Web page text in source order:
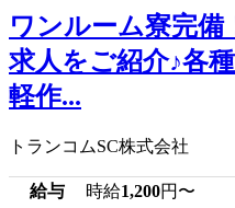
ワンルーム寮完備
求人をご紹介♪各
軽作...
トランコムSC株式会社
給与 時給1,200円〜